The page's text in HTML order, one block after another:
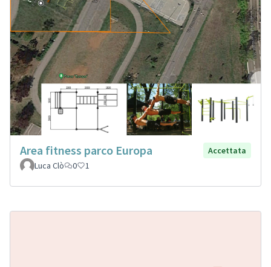
Area fitness parco Europa
Accettata
Luca Clò
0 1